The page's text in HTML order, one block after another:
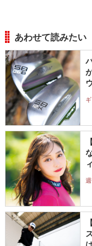
あわせて読みたい